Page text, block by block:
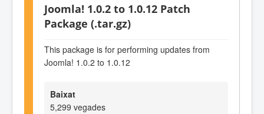
Joomla! 1.0.2 to 1.0.12 Patch
Package (.tar.gz)
This package is for performing updates from
Joomla! 1.0.2 to 1.0.12
Baixat
5,299 vegades